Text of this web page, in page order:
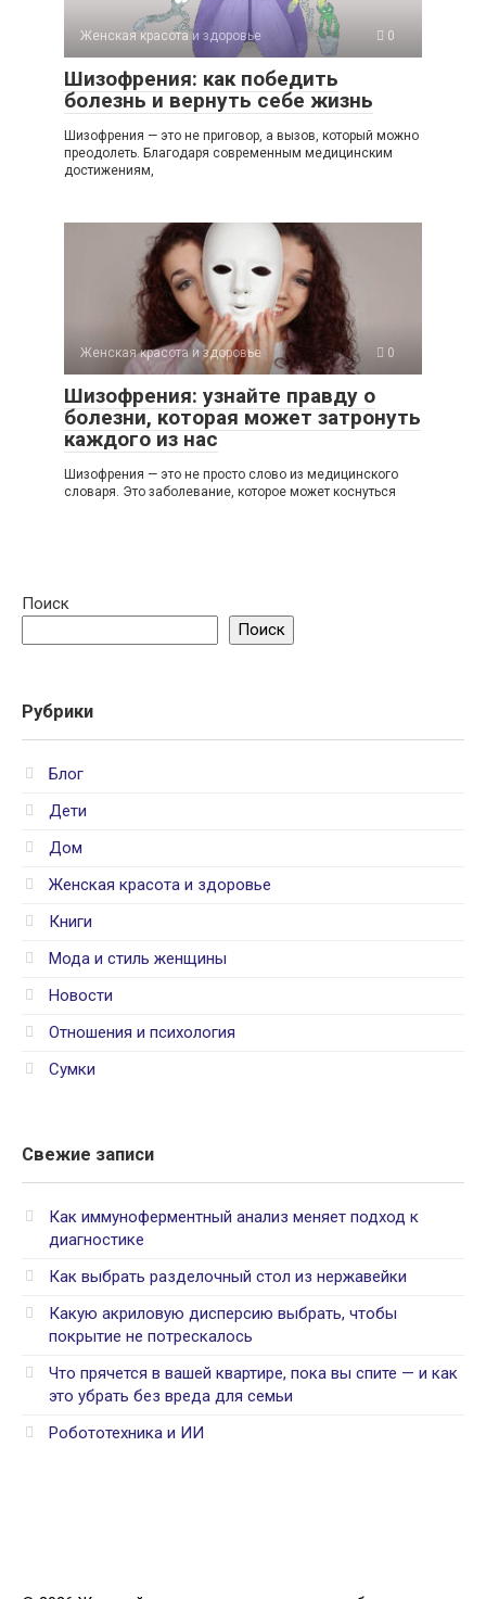
Женская красота и здоровье 0
Шизофрения: как победить
болезнь и вернуть себе жизнь
Шизофрения — это не приговор, а вызов, который можно
преодолеть. Благодаря современным медицинским
достижениям,
Женская красота и здоровье 0
Шизофрения: узнайте правду о
болезни, которая может затронуть
каждого из нас
Шизофрения — это не просто слово из медицинского
словаря. Это заболевание, которое может коснуться
Поиск
Поиск
Рубрики
Блог
Дети
Дом
Женская красота и здоровье
Книги
Мода и стиль женщины
Новости
Отношения и психология
Сумки
Свежие записи
Как иммуноферментный анализ меняет подход к
диагностике
Как выбрать разделочный стол из нержавейки
Какую акриловую дисперсию выбрать, чтобы
покрытие не потрескалось
Что прячется в вашей квартире, пока вы спите — и как
это убрать без вреда для семьи
Робототехника и ИИ